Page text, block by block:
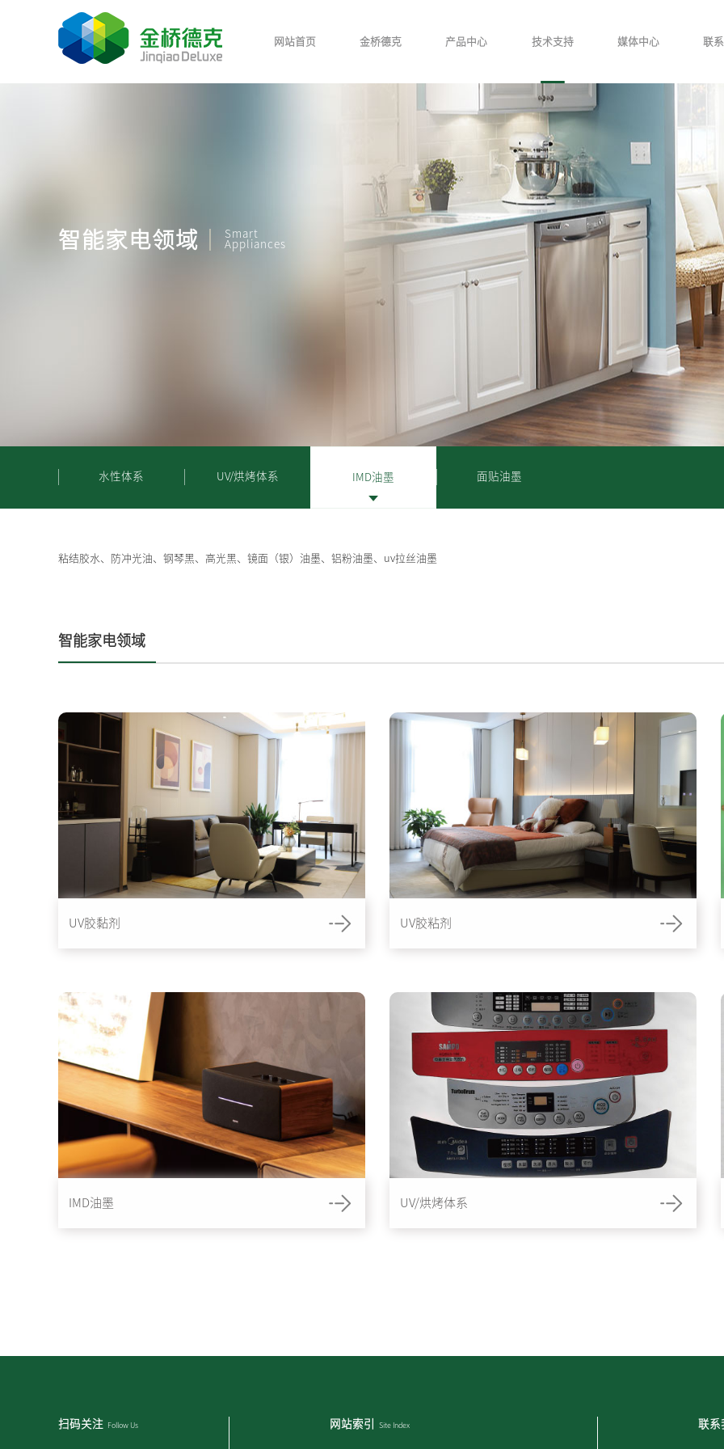
网站首页 金桥德克 产品中心 技术支持 媒体中心 联
智能家电领域
Smart
Appliances
水性体系 UV/烘烤体系 IMD油墨 面贴油墨
粘结胶水、防冲光油、钢琴黑、高光黑、镜面（银）油墨、铝粉油墨、uv拉丝油墨
智能家电领域
UV胶黏剂 UV胶粘剂
IMD油墨 UV/烘烤体系
扫码关注 Follow Us 网站索引 Site Index 联系